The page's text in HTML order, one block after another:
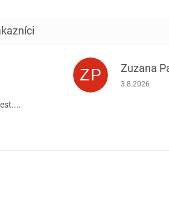
je 5 z 5 hviezdičiek.
ZP Zuzana
Hodnotenie
3.8.2026